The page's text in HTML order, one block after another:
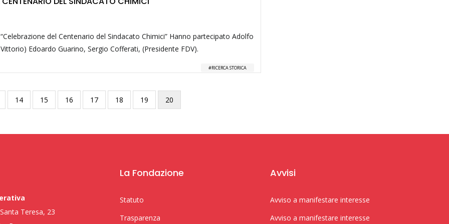
del Centenario del Sindacato Chimici” Hanno partecipato Adolfo
Edoardo Guarino, Sergio Cofferati, (Presidente FDV).
RICERCA STORICA
Pagina
14 Pagina
15 Pagina
16 Pagina
17 Pagina
18 Pagina
19
Pagina
attuale
20
Teresa, 23
La Fondazione
Statuto
Trasparenza
Avvisi
Avviso a manifestare interesse
Avviso a manifestare interesse